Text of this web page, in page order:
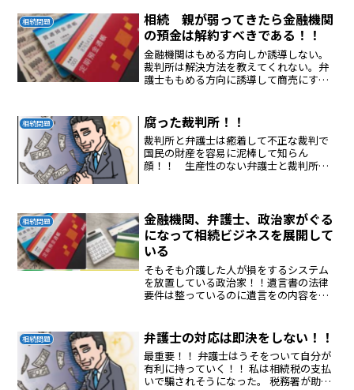
欺である。裁判所は詐欺システムを運用
している。
相続問題
相続 親が弱ってきたら金融機関
の預金は解約すべきである！！
金融機関はもめる方向しか誘導しない。
裁判所は解決方法を教えてくれない。弁
護士ももめる方向に誘導して商売にす
度がある、公正でない。
相続問題 腐った裁判所！！
裁判所と弁護士は癒着して不正な裁判で
国民の財産を容易に泥棒して知らん
顔！！ 生産性のない弁護士と裁判所が
相続問題
金融機関、弁護士、政治家がぐる
になって相続ビジネスを展開して
いる
そもそも介護した人が損をするシステム
を放置している政治家！！遺言書の法律
要件は整っているのに遺言をの内容を認
は仕事を作りたいので法律を無視して預
金を解約できないよ...
相続問題 弁護士の対応は即決をしない！！
最重要！！ 弁護士はうそをついて自分が
有利に持っていく！！ 私は相続税の支払
いで騙されそうになった。 税務署が助け